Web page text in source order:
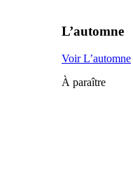
L’automne
Voir L’automne
À paraître